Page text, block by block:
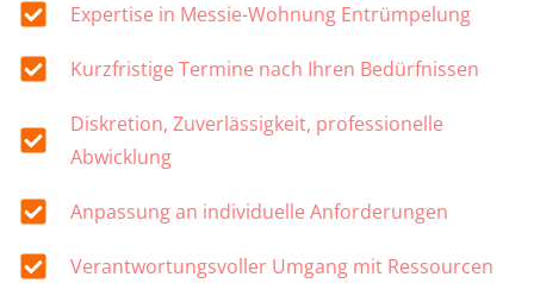
Expertise in Messie-Wohnung Entrümpelung
Kurzfristige Termine nach Ihren Bedürfnissen
Diskretion, Zuverlässigkeit, professionelle
Abwicklung
Anpassung an individuelle Anforderungen
Verantwortungsvoller Umgang mit Ressourcen